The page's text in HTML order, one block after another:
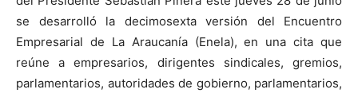
se desarrolló la decimosexta versión del Encuentro
Empresarial de La Araucanía (Enela), en una cita que
reúne a empresarios, dirigentes sindicales, gremios,
parlamentarios, autoridades de gobierno, parlamentarios,